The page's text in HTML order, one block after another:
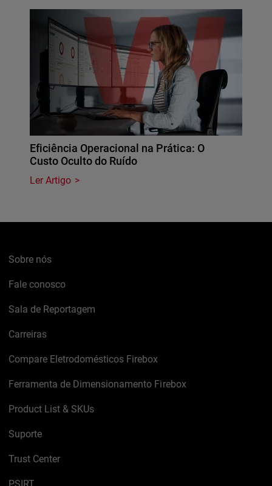
Eficiência Operacional na Prática: O
Custo Oculto do Ruído
Ler Artigo
Sobre nós
Fale conosco
Sala de Reportagem
Carreiras
Compare Eletrodomésticos Firebox
Ferramenta de Dimensionamento Firebox
Product List & SKUs
Suporte
Trust Center